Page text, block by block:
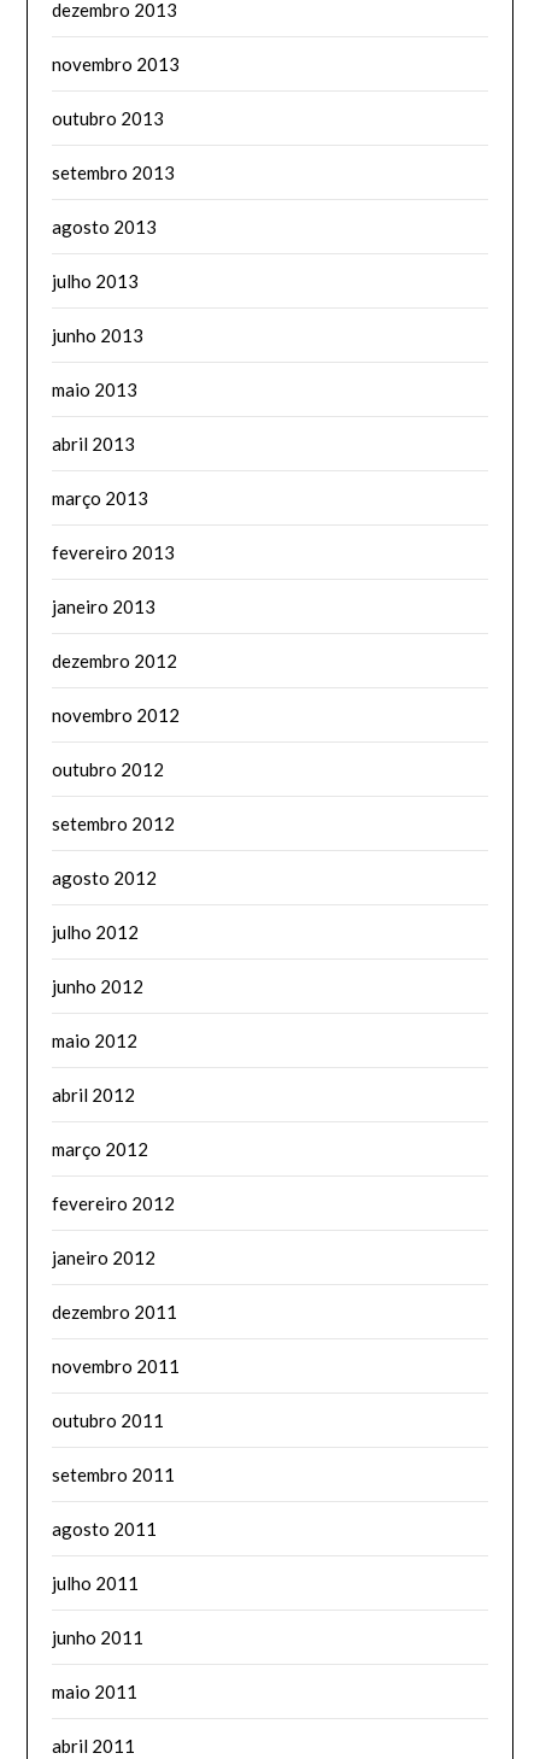
dezembro 2013
novembro 2013
outubro 2013
setembro 2013
agosto 2013
julho 2013
junho 2013
maio 2013
abril 2013
março 2013
fevereiro 2013
janeiro 2013
dezembro 2012
novembro 2012
outubro 2012
setembro 2012
agosto 2012
julho 2012
junho 2012
maio 2012
abril 2012
março 2012
fevereiro 2012
janeiro 2012
dezembro 2011
novembro 2011
outubro 2011
setembro 2011
agosto 2011
julho 2011
junho 2011
maio 2011
abril 2011